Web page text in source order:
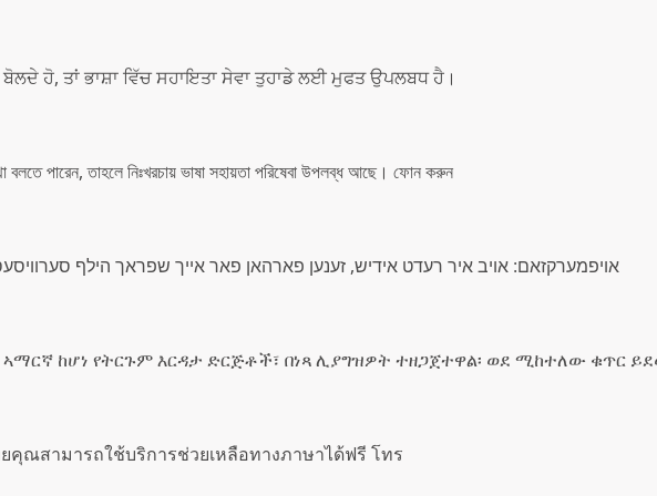
ਹੋ, ਤਾਂ ਭਾਸ਼ਾ ਵਿੱਚ ਸਹਾਇਤਾ ਸੇਵਾ ਤੁਹਾਡੇ ਲਈ ਮੁਫਤ ਉਪਲਬਧ ਹੈ।
বলতে পারেন, তাহলে নিঃখরচায় ভাষা সহায়তা পরিষেবা উপলব্ধ আছে। ফোন করুন
אויפמערקזאם: אויב איר רעדט אידיש, זענען פארהאן פאר אייך שפראך הילף
ከሆነ የትርጉም እርዳታ ድርጅቶች፣ በነጻ ሊያግዝዎት ተዘጋጀተዋል፡ ወደ ሚከተለው ቁጥር
คุณสามารถใช้บริการช่วยเหลือทางภาษาได้ฟรี โทร